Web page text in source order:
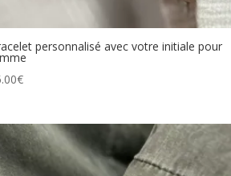
personnalisé avec votre initiale pour
€